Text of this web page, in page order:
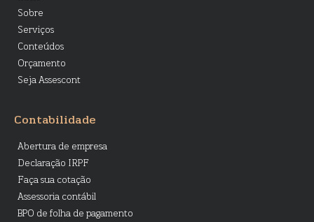
Sobre
Serviços
Conteúdos
Orçamento
Seja Assescont
Contabilidade
Abertura de empresa
Declaração IRPF
Faça sua cotação
Assessoria contábil
BPO de folha de pagamento